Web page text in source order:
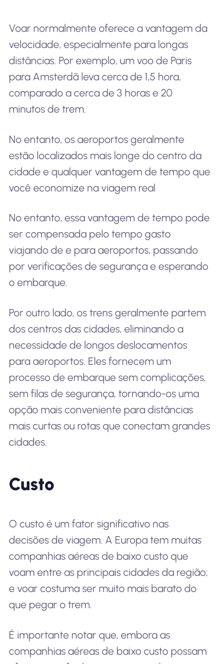
Voar normalmente oferece a vantagem da
velocidade, especialmente para longas
distâncias. Por exemplo, um voo de Paris
para Amsterdã leva cerca de 1,5 hora,
comparado a cerca de 3 horas e 20
minutos de trem.
No entanto, os aeroportos geralmente
estão localizados mais longe do centro da
cidade e qualquer vantagem de tempo que
você economize na viagem real
No entanto, essa vantagem de tempo pode
ser compensada pelo tempo gasto
viajando de e para aeroportos, passando
por verificações de segurança e esperando
o embarque.
Por outro lado, os trens geralmente partem
dos centros das cidades, eliminando a
necessidade de longos deslocamentos
para aeroportos. Eles fornecem um
processo de embarque sem complicações,
sem filas de segurança, tornando-os uma
opção mais conveniente para distâncias
mais curtas ou rotas que conectam grandes
cidades.
Custo
O custo é um fator significativo nas
decisões de viagem. A Europa tem muitas
companhias aéreas de baixo custo que
voam entre as principais cidades da região;
e voar costuma ser muito mais barato do
que pegar o trem.
É importante notar que, embora as
companhias aéreas de baixo custo possam